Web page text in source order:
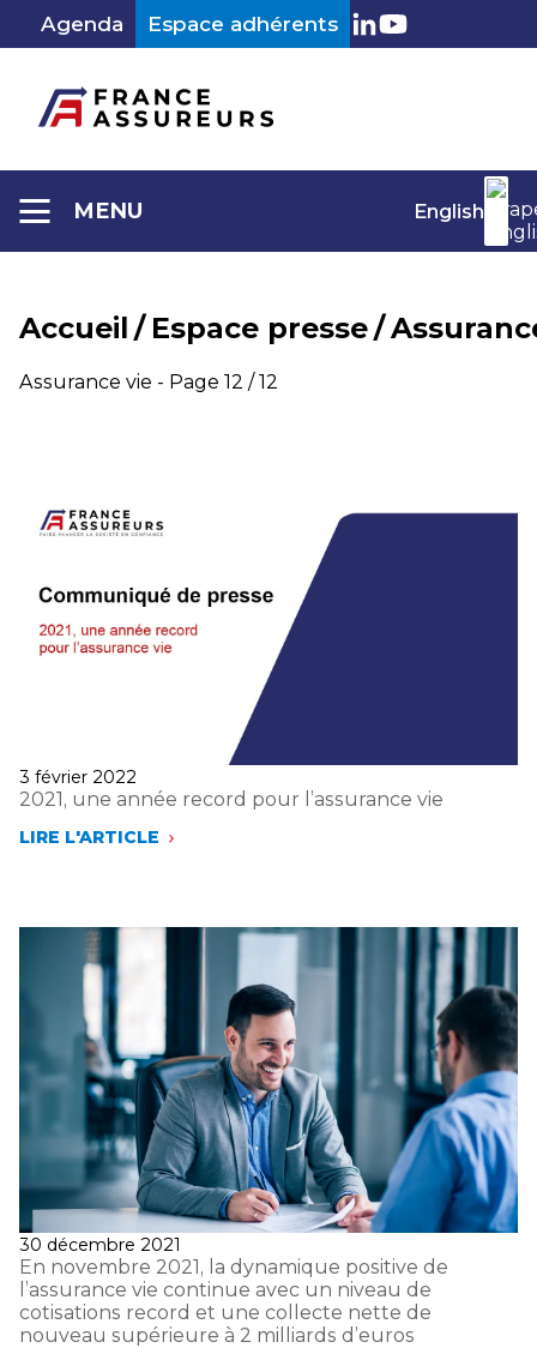
contenu
Agenda Espace adhérents LinkedIn
Youtube
MENU English
Accueil / Espace presse/
Catégorie :
Assurance vie - Page 12 / 12
Publié
le
3 février 2022
2021, une année record pour l’assurance vie
LIRE L'ARTICLE
2021,
POUR
L’ASSURANCE
Publié
le
30 décembre 2021
En novembre 2021, la dynamique positive de
l’assurance vie continue avec un niveau de
cotisations record et une collecte nette de
nouveau supérieure à 2 milliards d’euros